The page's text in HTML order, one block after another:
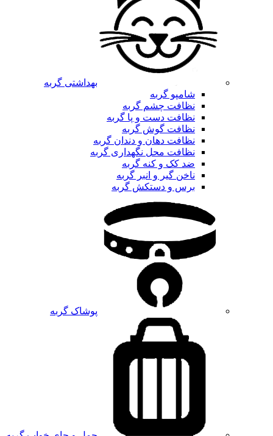
بهداشتی گربه
شامپو گربه
نظافت چشم گربه
نظافت دست و پا گربه
نظافت گوش گربه
نظافت دهان و دندان گربه
نظافت محل نگهداری گربه
ضد کک و کنه گربه
ناخن گیر و انبر گربه
برس و دستکش گربه
پوشاک گربه